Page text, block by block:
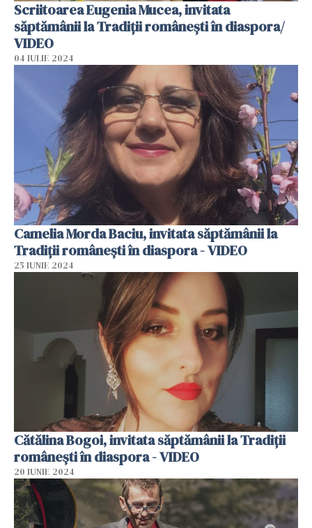
Scriitoarea Eugenia Mucea, invitata
săptămânii la Tradiții românești în diaspora/
VIDEO
04 IULIE 2024
Camelia Morda Baciu, invitata săptămânii la
Tradiții românești în diaspora - VIDEO
25 IUNIE 2024
Cătălina Bogoi, invitata săptămânii la Tradiții
românești în diaspora - VIDEO
20 IUNIE 2024